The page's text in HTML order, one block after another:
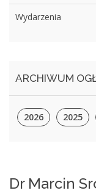
Wydarzenia
ARCHIWUM
2026 2025
Dr Marcin